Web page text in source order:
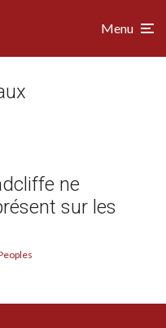
Menu
ne
sur les